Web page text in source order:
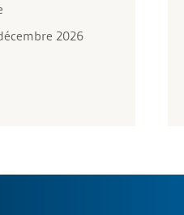
2026